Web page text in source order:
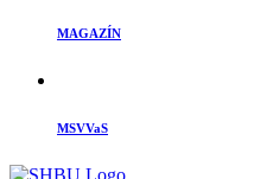
MAGAZÍN
MSVVaS